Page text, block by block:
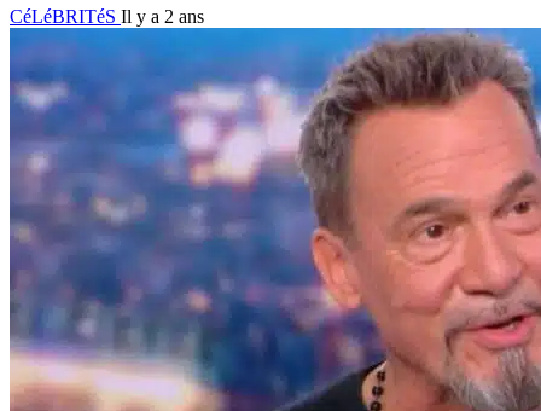
CéLéBRITéS Il y a 2 ans